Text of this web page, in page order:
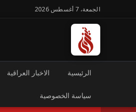
الجمعة، 7 أغسطس 2026
الرئيسية الاخبار العراقية
سياسة الخصوصية